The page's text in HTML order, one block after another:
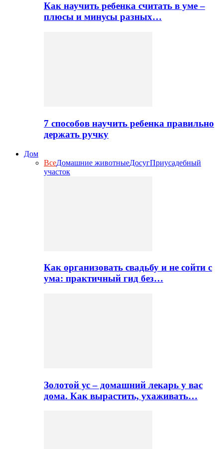
Как научить ребенка считать в уме –
плюсы и минусы разных…
7 способов научить ребенка правильно
держать ручку
Дом
ВсеДомашние животныеДосугПриусадебный
участок
Как организовать свадьбу и не сойти с
ума: практичный гид без…
Золотой ус – домашний лекарь у вас
дома. Как вырастить, ухаживать…